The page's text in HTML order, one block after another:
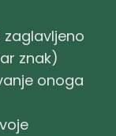
zaglavljeno
znak)
onoga